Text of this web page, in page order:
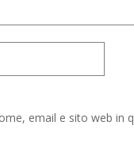
email e sito web in